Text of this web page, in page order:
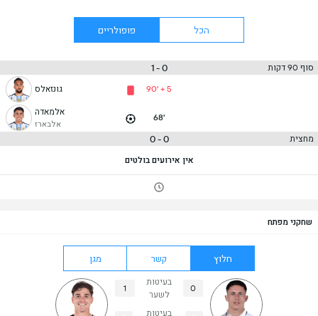
הכל פופולריים
סוף 90 דקות 0 - 1
90' + 5 גונזאלס
68'
אלמאדה
אלבארז
מחצית 0 - 0
אין אירועים בולטים
שחקני מפתח
חלוץ קשר מגן
0
בעיטות
לשער
1
בעיטות